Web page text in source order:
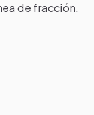
de fracción.